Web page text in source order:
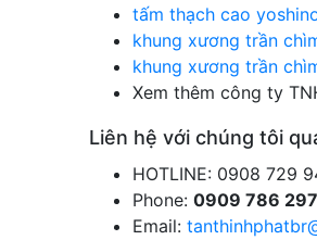
tấm thạch cao
khung xương trần
khung xương trần
Xem thêm công ty
Liên hệ với chúng tôi
HOTLINE: 0908 729
Phone: 0909 786 297
Email: